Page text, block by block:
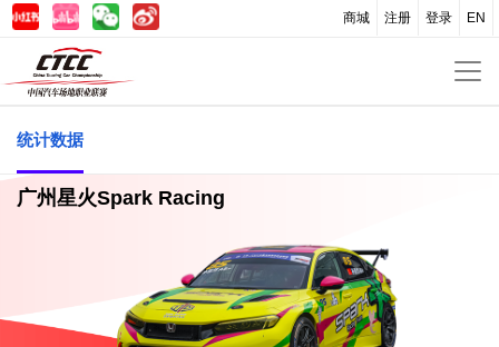
EN
登录
注册
商城
统计数据
广州星火Spark Racing